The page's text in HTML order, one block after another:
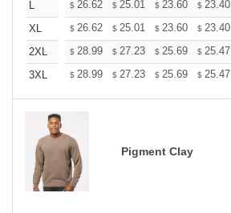
L
$ 26.62 $ 25.01 $ 23.60 $ 23.40
XL
$ 26.62 $ 25.01 $ 23.60 $ 23.40
2XL
$ 28.99 $ 27.23 $ 25.69 $ 25.47
3XL
$ 28.99 $ 27.23 $ 25.69 $ 25.47
Pigment Clay